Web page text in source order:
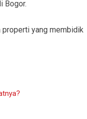
Bogor.
properti yang membidik